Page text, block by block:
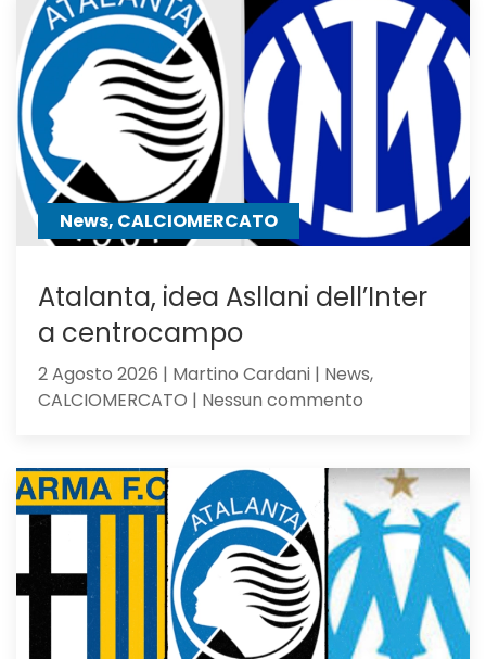
1:
la
Dea
non
sfigura,
ma
perde
contro
gli
News, CALCIOMERCATO
Atalanta, idea Asllani dell’Inter
a centrocampo
2 Agosto 2026 | Martino Cardani | News,
CALCIOMERCATO | Nessun commento
Asllani
dell’Inter
a
centrocampo